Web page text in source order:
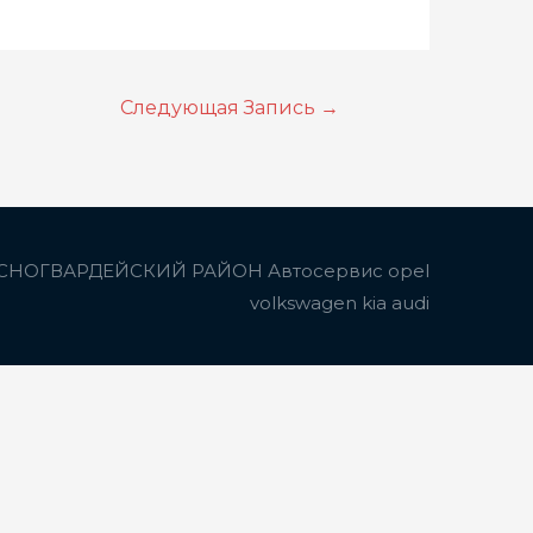
Следующая Запись →
РАЙОН Автосервис opel
volkswagen kia audi